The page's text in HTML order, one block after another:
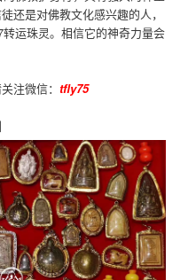
还是对佛教文化感兴趣的人，
运珠灵。相信它的神奇力量会
注微信：tfly75